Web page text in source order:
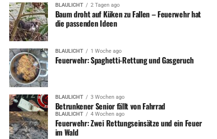
BLAULICHT 2 Tagen ago
Baum droht auf Küken zu Fallen – Feuerwehr hat
die passenden Ideen
BLAULICHT 1 Woche ago
Feuerwehr: Spaghetti-Rettung und Gasgeruch
BLAULICHT 3 Wochen ago
Betrunkener Senior fällt von Fahrrad
BLAULICHT 4 Wochen ago
Feuerwehr: Zwei Rettungseinsätze und ein Feuer
im Wald